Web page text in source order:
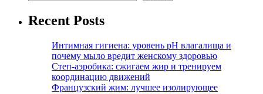
Recent Posts
Интимная гигиена: уровень pH влагалища и
почему мыло вредит женскому здоровью
Степ-аэробика: сжигаем жир и тренируем
координацию движений
Французский жим: лучшее изолирующее